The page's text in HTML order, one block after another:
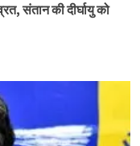
संतान की दीर्घायु को